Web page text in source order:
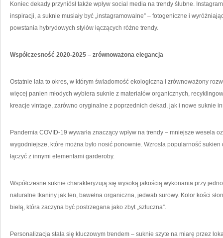
Koniec dekady przyniósł także wpływ social media na trendy ślubne.
inspiracji, a suknie musiały być „instagramowalne” – fotogeniczne i
powstania hybrydowych stylów łączących różne trendy.
Współczesność 2020-2025 – zrównoważona elegancja
Ostatnie lata to okres, w którym świadomość ekologiczna i zrównoważony
więcej panien młodych wybiera suknie z materiałów organicznych,
kreacje vintage, zarówno oryginalne z poprzednich dekad, jak i nowe suknie
Pandemia COVID-19 wywarła znaczący wpływ na trendy – mniejsze wesela
wygodniejsze, które można było nosić ponownie. Wzrosła popularność
łączyć z innymi elementami garderoby.
Współczesne suknie charakteryzują się wysoką jakością wykonania przy
naturalne tkaniny jak len, bawełna organiczna, jedwab surowy. Kolor kości
bielą, która zaczyna być postrzegana jako zbyt „sztuczna”.
Personalizacja stała się kluczowym trendem – suknie szyte na miarę przez